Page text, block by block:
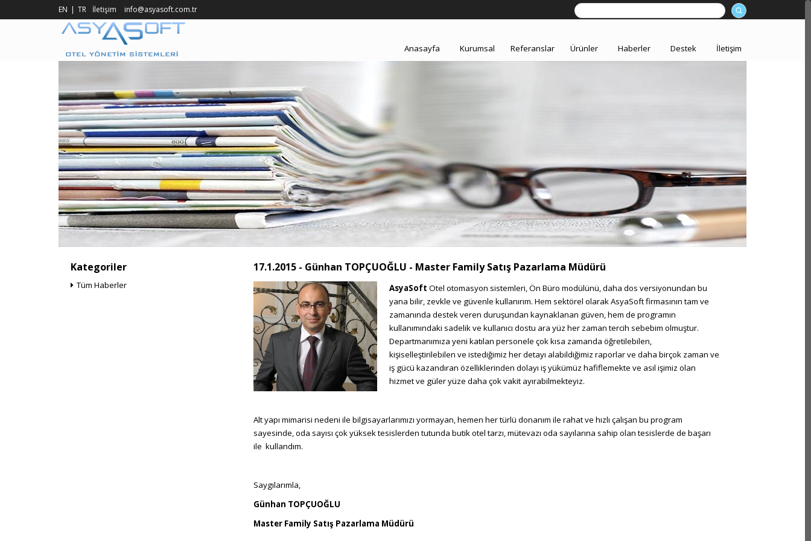
EN TR İletişim info@asyasoft.com.tr
Anasayfa Kurumsal Referanslar Ürünler Haberler Destek İletişim
Kategoriler
Tüm Haberler
17.1.2015 - Günhan TOPÇUOĞLU - Master Family Satış Pazarlama Müdürü
AsyaSoft Otel otomasyon sistemleri, Ön Büro modülünü, daha dos versiyonundan bu
yana bilir, zevkle ve güvenle kullanırım. Hem sektörel olarak AsyaSoft firmasının tam ve
zamanında destek veren duruşundan kaynaklanan güven, hem de programın
kullanımındaki sadelik ve kullanıcı dostu ara yüz her zaman tercih sebebim olmuştur.
Departmanımıza yeni katılan personele çok kısa zamanda öğretilebilen,
kişiselleştirilebilen ve istediğimiz her detayı alabildiğimiz raporlar ve daha birçok zaman ve
iş gücü kazandıran özelliklerinden dolayı iş yükümüz hafiflemekte ve asıl işimiz olan
hizmet ve güler yüze daha çok vakit ayırabilmekteyiz.
Alt yapı mimarisi nedeni ile bilgisayarlarımızı yormayan, hemen her türlü donanım ile rahat ve hızlı çalışan bu program
sayesinde, oda sayısı çok yüksek tesislerden tutunda butik otel tarzı, mütevazı oda sayılarına sahip olan tesislerde de başarı
ile kullandım.
Saygılarımla,
Günhan TOPÇUOĞLU
Master Family Satış Pazarlama Müdürü